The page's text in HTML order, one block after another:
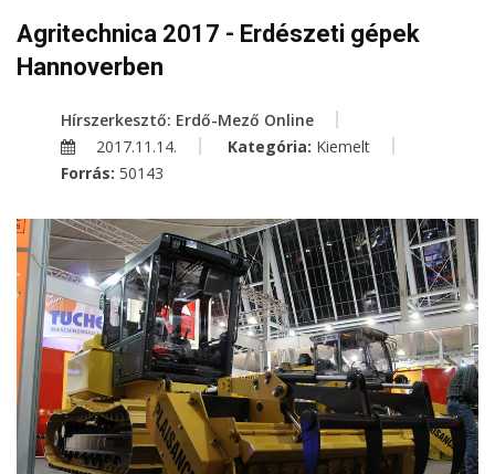
Agritechnica 2017 - Erdészeti gépek
Hannoverben
Hírszerkesztő: Erdő-Mező Online
2017.11.14.
Kategória: Kiemelt
Forrás: 50143